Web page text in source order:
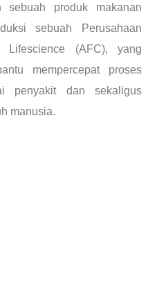
sebuah produk makanan
sebuah Perusahaan
Lifescience (AFC), yang
mempercepat proses
penyakit dan sekaligus
manusia.